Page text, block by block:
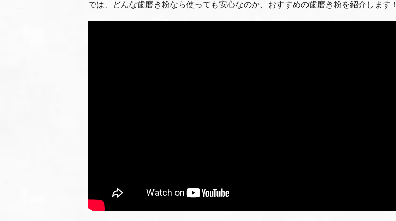
では、どんな歯磨き粉なら使っても安心なのか、おすすめの歯磨き粉を紹介します！